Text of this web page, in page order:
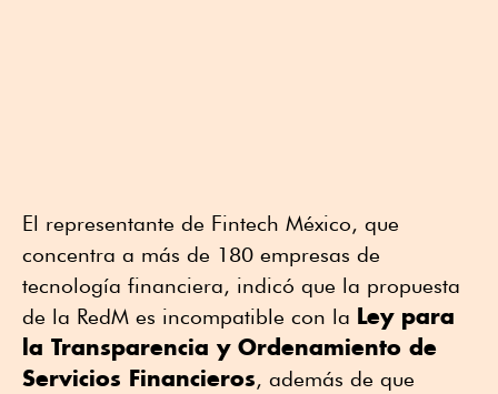
El representante de Fintech México, que
concentra a más de 180 empresas de
tecnología financiera, indicó que la propuesta
de la RedM es incompatible con la Ley para
la Transparencia y Ordenamiento de
Servicios Financieros, además de que